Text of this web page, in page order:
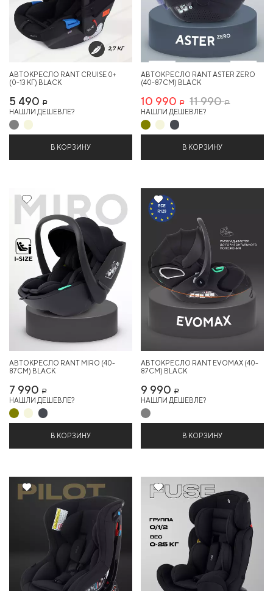
АВТОКРЕСЛО RANT CRUISE 0+
(0-13 КГ) BLACK
5 490 Р
НАШЛИ ДЕШЕВЛЕ?
В КОРЗИНУ
АВТОКРЕСЛО RANT ASTER ZERO
(40-87СМ) BLACK
10 990 Р 11 990Р
НАШЛИ ДЕШЕВЛЕ?
В КОРЗИНУ
АВТОКРЕСЛО RANT MIRO (40-
87СМ) BLACK
7 990 Р
НАШЛИ ДЕШЕВЛЕ?
В КОРЗИНУ
АВТОКРЕСЛО RANT EVOMAX (40-
87СМ) BLACK
9 990 Р
НАШЛИ ДЕШЕВЛЕ?
В КОРЗИНУ
33%